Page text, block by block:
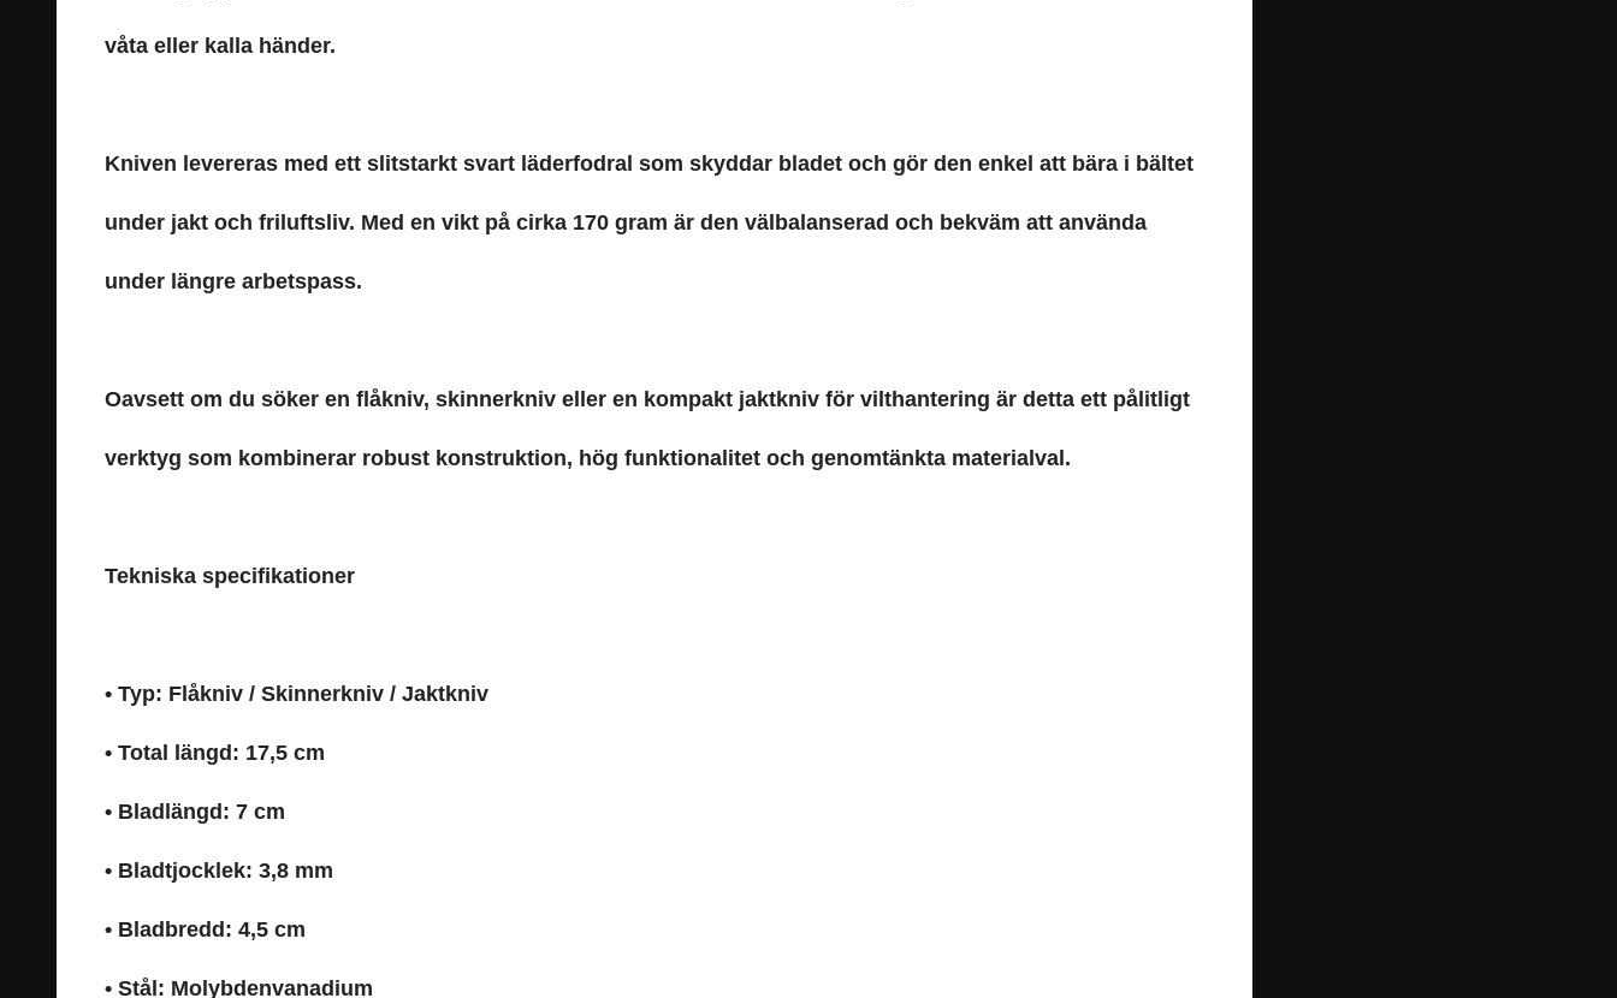
våta eller kalla händer.
Kniven levereras med ett slitstarkt svart läderfodral som skyddar bladet och gör den enkel att bära i bältet
under jakt och friluftsliv. Med en vikt på cirka 170 gram är den välbalanserad och bekväm att använda
under längre arbetspass.
Oavsett om du söker en flåkniv, skinnerkniv eller en kompakt jaktkniv för vilthantering är detta ett pålitligt
verktyg som kombinerar robust konstruktion, hög funktionalitet och genomtänkta materialval.
Tekniska specifikationer
• Typ: Flåkniv / Skinnerkniv / Jaktkniv
• Total längd: 17,5 cm
• Bladlängd: 7 cm
• Bladtjocklek: 3,8 mm
• Bladbredd: 4,5 cm
• Stål: Molybdenvanadium